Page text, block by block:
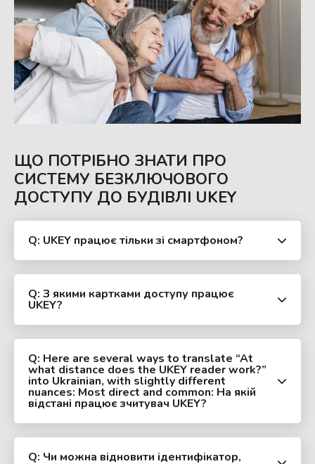
ЩО ПОТРІБНО ЗНАТИ ПРО
СИСТЕМУ БЕЗКЛЮЧОВОГО
ДОСТУПУ ДО БУДІВЛІ UKEY
Q: UKEY працює тільки зі смартфоном?
Q: З якими картками доступу працює
UKEY?
Q: Here are several ways to translate “At
what distance does the UKEY reader work?”
into Ukrainian, with slightly different
nuances: Most direct and common: На якій
відстані працює зчитувач UKEY?
Q: Чи можна відновити ідентифікатор,